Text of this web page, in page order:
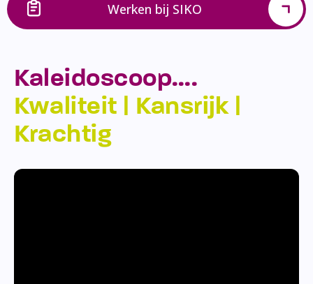
Werken bij SIKO
Kaleidoscoop….
Kwaliteit | Kansrijk |
Krachtig